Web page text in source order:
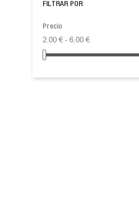
FILTRAR POR
Precio
2.00 € - 6.00 €